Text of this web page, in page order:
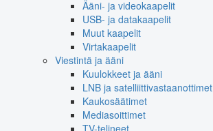
Ääni- ja videokaapelit
USB- ja datakaapelit
Muut kaapelit
Virtakaapelit
Viestintä ja ääni
Kuulokkeet ja ääni
LNB ja satelliittivastaanottimet
Kaukosäätimet
Mediasoittimet